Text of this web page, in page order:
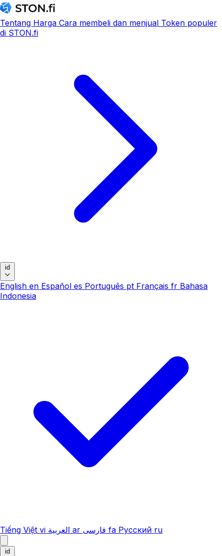
Tentang Harga Cara membeli dan menjual Token populer
di STON.fi
id
English en Español es Português pt Français fr Bahasa
Indonesia
Tiếng Việt vi العربية ar فارسی fa Русский ru
id